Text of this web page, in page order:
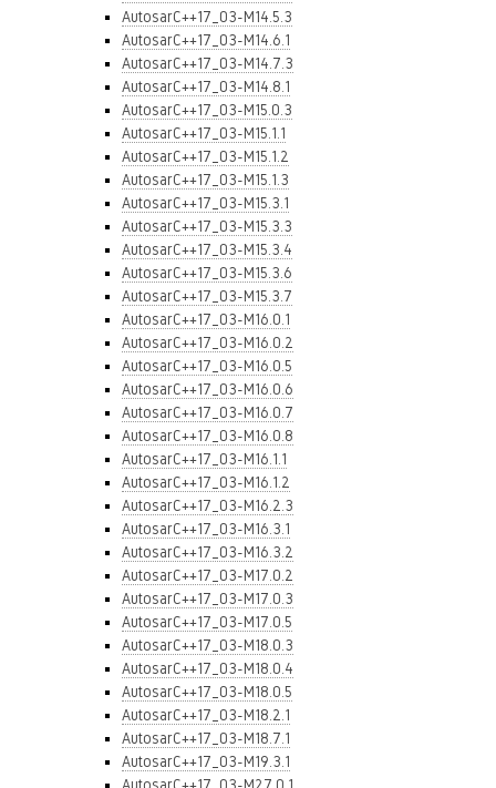
AutosarC++17_03-M14.5.3
AutosarC++17_03-M14.6.1
AutosarC++17_03-M14.7.3
AutosarC++17_03-M14.8.1
AutosarC++17_03-M15.0.3
AutosarC++17_03-M15.1.1
AutosarC++17_03-M15.1.2
AutosarC++17_03-M15.1.3
AutosarC++17_03-M15.3.1
AutosarC++17_03-M15.3.3
AutosarC++17_03-M15.3.4
AutosarC++17_03-M15.3.6
AutosarC++17_03-M15.3.7
AutosarC++17_03-M16.0.1
AutosarC++17_03-M16.0.2
AutosarC++17_03-M16.0.5
AutosarC++17_03-M16.0.6
AutosarC++17_03-M16.0.7
AutosarC++17_03-M16.0.8
AutosarC++17_03-M16.1.1
AutosarC++17_03-M16.1.2
AutosarC++17_03-M16.2.3
AutosarC++17_03-M16.3.1
AutosarC++17_03-M16.3.2
AutosarC++17_03-M17.0.2
AutosarC++17_03-M17.0.3
AutosarC++17_03-M17.0.5
AutosarC++17_03-M18.0.3
AutosarC++17_03-M18.0.4
AutosarC++17_03-M18.0.5
AutosarC++17_03-M18.2.1
AutosarC++17_03-M18.7.1
AutosarC++17_03-M19.3.1